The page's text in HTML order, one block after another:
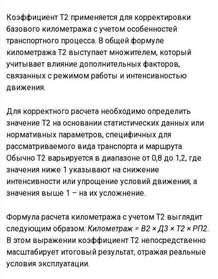
Коэффициент Т2 применяется для корректировки
базового километража с учетом особенностей
транспортного процесса. В общей формуле
километража Т2 выступает множителем, который
учитывает влияние дополнительных факторов,
связанных с режимом работы и интенсивностью
движения.
Для корректного расчета необходимо определить
значение Т2 на основании статистических данных или
нормативных параметров, специфичных для
рассматриваемого вида транспорта и маршрута.
Обычно Т2 варьируется в диапазоне от 0,8 до 1,2, где
значения ниже 1 указывают на снижение
интенсивности или упрощение условий движения, а
значения выше 1 – на их усложнение.
Формула расчета километража с учетом Т2 выглядит
следующим образом:Километраж = В2 × Д3 × Т2 × РП2.
В этом выражении коэффициент Т2 непосредственно
масштабирует итоговый результат, отражая реальные
условия эксплуатации.